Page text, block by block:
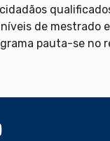
de mestrado
pauta-se